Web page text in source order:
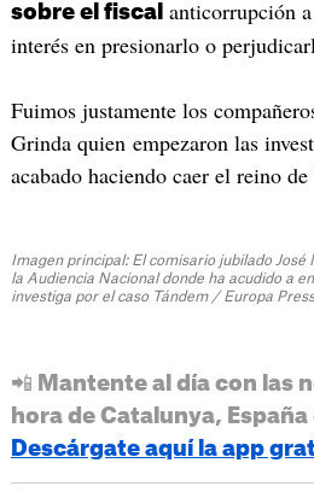
sobre el fiscal anticorrupción a
interés en presionarlo o
Fuimos justamente los
Grinda quien empezaron las
acabado haciendo caer el reino
Imagen principal: El comisario jubilado José
la Audiencia Nacional donde ha acudido a
investiga por el caso Tándem / Europa Press
📲 Mantente al día con las
hora de Catalunya,
Descárgate aquí la app